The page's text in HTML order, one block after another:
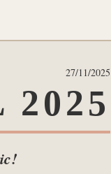
27/11/2025